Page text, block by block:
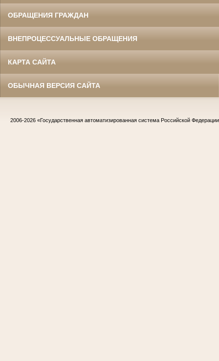
ОБРАЩЕНИЯ ГРАЖДАН
ВНЕПРОЦЕССУАЛЬНЫЕ ОБРАЩЕНИЯ
КАРТА САЙТА
ОБЫЧНАЯ ВЕРСИЯ САЙТА
2006-2026 «Государственная автоматизированная система Российской